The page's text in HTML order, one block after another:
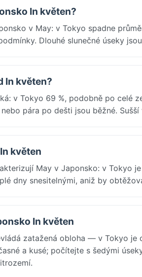
In květen?
v May: v Tokyo spadne
Dlouhé slunečné úseky
In květen?
v Tokyo 69 %, podobně po celé
pára po dešti jsou běžné.
květen
May v Japonsko: v Tokyo
dny snesitelnými, aniž by
In květen
zatažená obloha — v Tokyo je
a kusé; počítejte s šedými